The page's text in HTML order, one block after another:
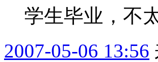
学生毕业，不
2007-05-06 13:56